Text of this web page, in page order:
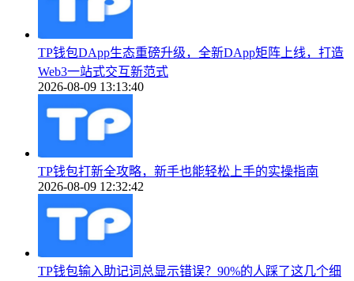
TP钱包DApp生态重磅升级，全新DApp矩阵上线，打造
Web3一站式交互新范式
2026-08-09 13:13:40
TP钱包打新全攻略，新手也能轻松上手的实操指南
2026-08-09 12:32:42
TP钱包输入助记词总显示错误？90%的人踩了这几个细